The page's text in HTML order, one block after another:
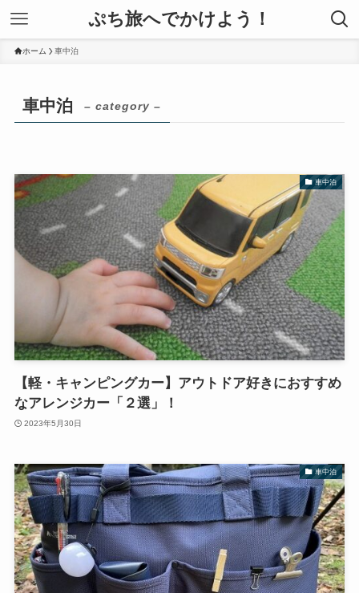
ぷち旅へでかけよう！
ホーム 車中泊
車中泊 – category –
車中泊
【軽・キャンピングカー】アウトドア好きにおすすめ
なアレンジカー「２選」！
2023年5月30日
車中泊